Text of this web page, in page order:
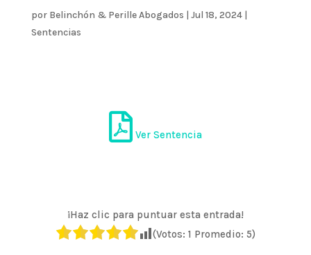
por Belinchón & Perille Abogados | Jul 18, 2024|
Sentencias
Ver Sentencia
¡Haz clic para puntuar esta entrada!
(Votos: 1 Promedio: 5)